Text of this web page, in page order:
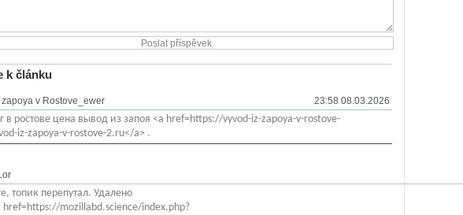
k článku
v Rostove_ewer 23:58 08.03.2026
в ростове цена вывод из запоя <a href=https://vyvod-iz-zapoya-v-rostove-
iz-zapoya-v-rostove-2.ru</a> .
топик перепутал. Удалено
href=https://mozillabd.science/index.php?